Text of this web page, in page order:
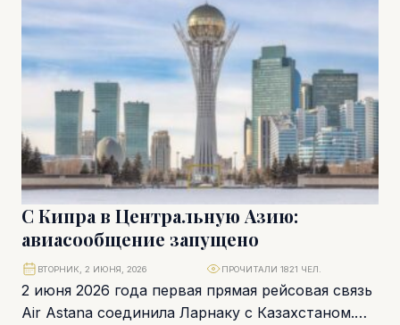
С Кипра в Центральную Азию:
авиасообщение запущено
2 июня 2026 года первая прямая рейсовая связь
Air Astana соединила Ларнаку с Казахстаном.
ВТОРНИК, 2 ИЮНЯ, 2026 ПРОЧИТАЛИ 1821 ЧЕЛ.